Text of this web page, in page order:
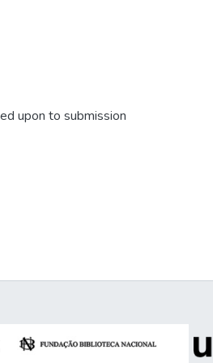
upon to submission